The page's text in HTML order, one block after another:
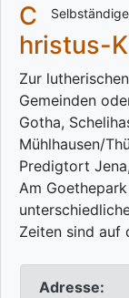
C
hristus-
Zur
Gemeinden
Gotha,
Mühlhausen/
Predigtort
Am
Zeiten sind auf
Adresse: